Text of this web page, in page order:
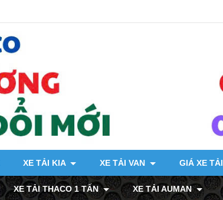
XE TẢI KIA XE TẢI VAN GIÁ XE TẢI
XE TẢI THACO 1 TẤN XE TẢI AUMAN